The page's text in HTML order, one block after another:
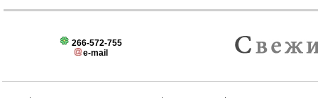
266-572-755
e-mail